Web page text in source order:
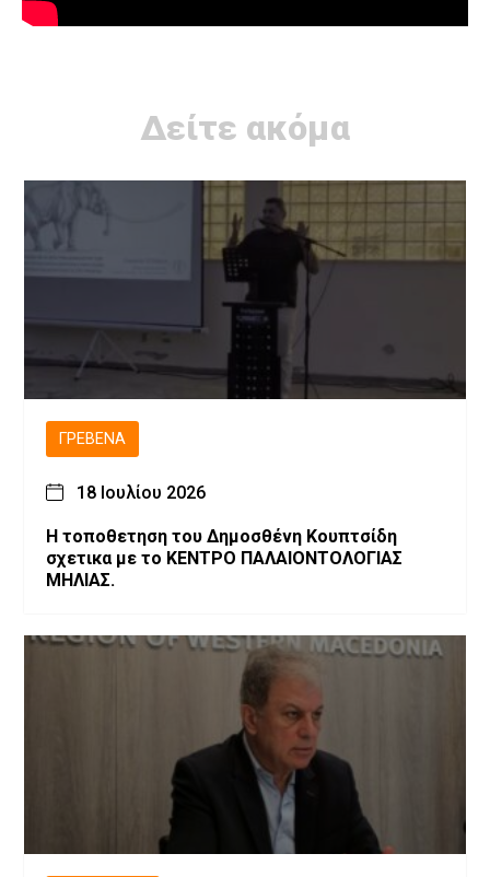
Δείτε ακόμα
ΓΡΕΒΕΝΆ
18 Ιουλίου 2026
Η τοποθετηση του Δημοσθένη Κουπτσίδη
σχετικα με το ΚΕΝΤΡΟ ΠΑΛΑΙΟΝΤΟΛΟΓΙΑΣ
ΜΗΛΙΑΣ.